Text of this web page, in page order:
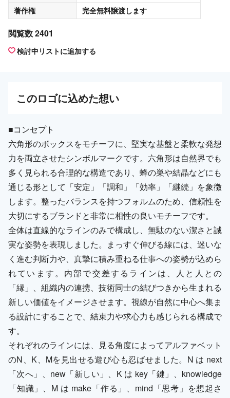
著作権
完全無料譲渡します
閲覧数 2401
検討中リストに追加する
このロゴに込めた想い
■コンセプト
六角形のボックスをモチーフに、堅実な基盤と柔軟な発想
力を両立させたシンボルマークです。六角形は自然界でも
多く見られる合理的な構造であり、蜂の巣や結晶などにも
通じる形として「安定」「調和」「効率」「継続」を象徴
します。整ったバランスを持つフォルムのため、信頼性を
大切にするブランドと非常に相性の良いモチーフです。
全体は直線的なラインのみで構成し、無駄のない潔さと誠
実な姿勢を表現しました。まっすぐ伸びる線には、迷いな
く進む判断力や、真摯に積み重ねる仕事への姿勢が込めら
れています。内部で交差するラインは、人と人との
「縁」、組織内の連携、技術同士の結びつきから生まれる
新しい価値をイメージさせます。視線が自然に中心へ集ま
る設計にすることで、結束力や求心力も感じられる構成で
す。
それぞれのラインには、見る角度によってアルファベット
のN、K、Mを見出せる遊び心も忍ばせました。N は next
「次へ」、new「新しい」、K は key「鍵」、knowledge
「知識」、M は make「作る」、mind「思考」を想起さ